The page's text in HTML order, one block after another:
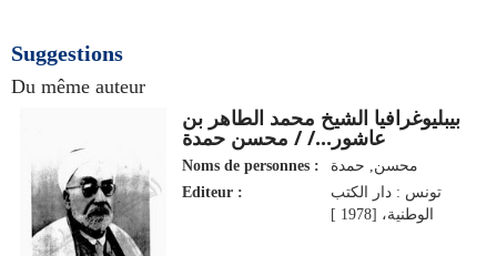
Suggestions
Du même auteur
بيبليوغرافيا الشيخ محمد الطاهر بن
عاشور.../ / محسن حمدة
Noms de personnes :
محسن, حمدة
Editeur :
تونس : دار الكتب
الوطنية، [1978 ]